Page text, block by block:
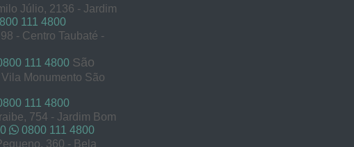
Júlio, 2136 - Jardim
111 4800
- Centro Taubaté -
111 4800 São
Monumento São
111 4800
754 - Jardim Bom
0800 111 4800
360 - Bela